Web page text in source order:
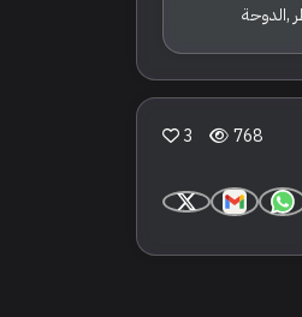
,الدوحة
768
3